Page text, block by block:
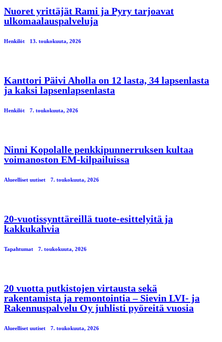
Nuoret yrittäjät Rami ja Pyry tarjoavat
ulkomaalauspalveluja
Henkilöt 13. toukokuuta, 2026
Kanttori Päivi Aholla on 12 lasta, 34 lapsenlasta
ja kaksi lapsenlapsenlasta
Henkilöt 7. toukokuuta, 2026
Ninni Kopolalle penkkipunnerruksen kultaa
voimanoston EM-kilpailuissa
Alueelliset uutiset 7. toukokuuta, 2026
20-vuotissynttäreillä tuote-esittelyitä ja
kakkukahvia
Tapahtumat 7. toukokuuta, 2026
20 vuotta putkistojen virtausta sekä
rakentamista ja remontointia – Sievin LVI- ja
Rakennuspalvelu Oy juhlisti pyöreitä vuosia
Alueelliset uutiset 7. toukokuuta, 2026